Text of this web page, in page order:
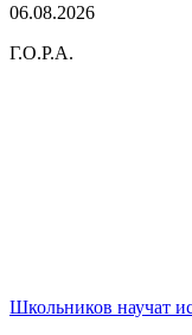
06.08.2026
Г.О.Р.А.
Школьников научат